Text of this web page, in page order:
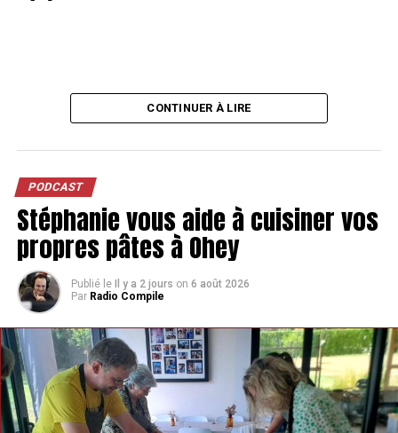
CONTINUER À LIRE
PODCAST
Stéphanie vous aide à cuisiner vos
propres pâtes à Ohey
Publié le Il y a 2 jours on 6 août 2026
Par Radio Compile